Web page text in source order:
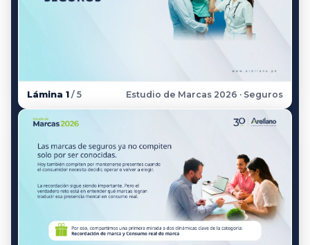
Lámina 1 / 5 Estudio de Marcas 2026 · Seguros